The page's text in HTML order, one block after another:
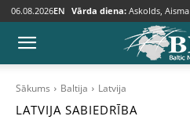
06.08.2026EN Vārda diena: Askolds, Aisma
Sākums Baltija Latvija
LATVIJA SABIEDRĪBA